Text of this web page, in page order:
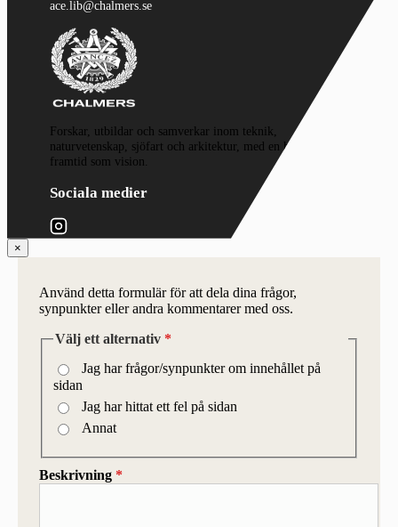
ace.lib@chalmers.se
Forskar, utbildar och samverkar inom teknik,
naturvetenskap, sjöfart och arkitektur, med en hållbar
framtid som vision.
Sociala medier
×
Använd detta formulär för att dela dina frågor,
synpunkter eller andra kommentarer med oss.
Välj ett alternativ *
Jag har frågor/synpunkter om innehållet på
sidan
Jag har hittat ett fel på sidan
Annat
Beskrivning *